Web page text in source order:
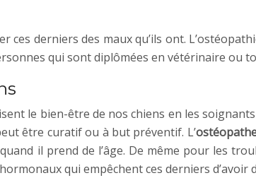
derniers des maux qu’ils ont.
qui sont diplômées en vétérinaire ou
le bien-être de nos chiens en les
être curatif ou à but préventif. L’
quand il prend de l’âge. De même pour les
qui empêchent ces derniers d’avoir